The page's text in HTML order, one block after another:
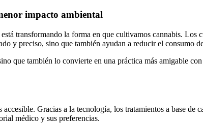
impacto ambiental
transformando la forma en que cultivamos cannabis. Los
y preciso, sino que también ayudan a reducir el consumo
que también lo convierte en una práctica más amigable
Gracias a la tecnología, los tratamientos a base de
médico y sus preferencias.